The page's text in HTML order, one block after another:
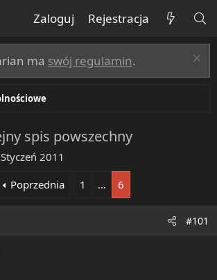
Zaloguj Rejestracja
ma swój regulamin.
spis powszechny
2011
Poprzednia
1 … 6
#101